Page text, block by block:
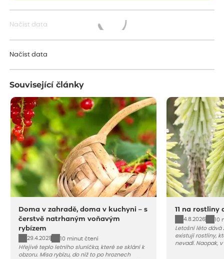
Načíst data
Načíst data
Související články
Doma v zahradě, doma v kuchyni – s
čerstvě natrhaným voňavým
rybízem
29.4.2021
10 minut čtení
Hřejivé teplo letního sluníčka, které se sklání k
obzoru. Mísa rybízu, do níž to po hroznech
11 na rostliny
4.8.2026
10
Letošní léto dává
existují rostliny,
nevadí. Naopak,